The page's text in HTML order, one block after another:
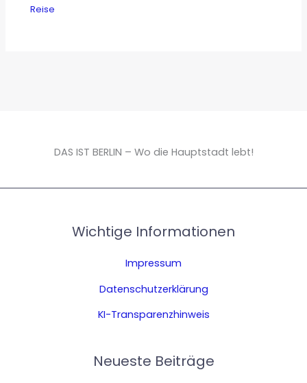
Reise
DAS IST BERLIN – Wo die Hauptstadt lebt!
Wichtige Informationen
Impressum
Datenschutzerklärung
KI-Transparenzhinweis
Neueste Beiträge